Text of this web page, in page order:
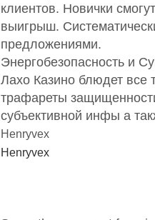
клиентов. Новички
выигрыш.
предложениями.
Энергобезопасность и
Лахо Казино блюдет все
трафареты
субъективной инфы а
Henryvex
Henryvex